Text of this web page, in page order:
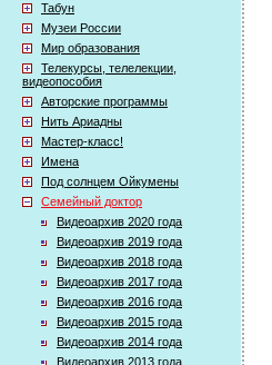
Табун
Музеи России
Мир образования
Телекурсы, телелекции,
видеопособия
Авторские программы
Нить Ариадны
Мастер-класс!
Имена
Под солнцем Ойкумены
Семейный доктор
Видеоархив 2020 года
Видеоархив 2019 года
Видеоархив 2018 года
Видеоархив 2017 года
Видеоархив 2016 года
Видеоархив 2015 года
Видеоархив 2014 года
Видеоархив 2013 года